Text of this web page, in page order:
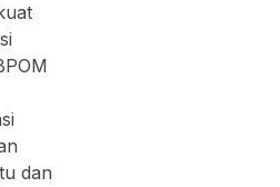
dan